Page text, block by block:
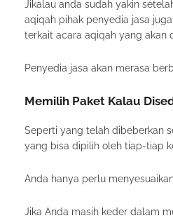
Jikalau anda sudah yakin
aqiqah pihak penyedia jasa
terkait acara aqiqah yang akan
Penyedia jasa akan merasa
Memilih Paket Kalau
Seperti yang telah dibeberkan
yang bisa dipilih oleh tiap-tiap
Anda hanya perlu
Jika Anda masih keder dalam